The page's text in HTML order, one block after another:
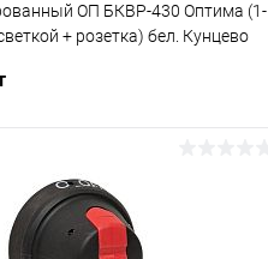
ОП БКВР-430 Оптима (1-
+ розетка) бел. Кунцево
В корзину
Сравнение